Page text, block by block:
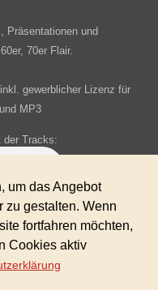
Präsentationen und
70er Flair.
gewerblicher Lizenz für
MP3
der Tracks:
5 enthalten!